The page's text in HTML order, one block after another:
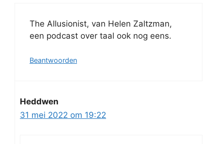
The Allusionist, van Helen Zaltzman,
een podcast over taal ook nog eens.
Beantwoorden
Heddwen
31 mei 2022 om 19:22